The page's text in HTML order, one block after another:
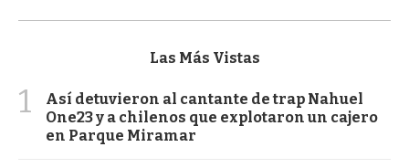
Las Más Vistas
1
Así detuvieron al cantante de trap Nahuel
One23 y a chilenos que explotaron un cajero
en Parque Miramar